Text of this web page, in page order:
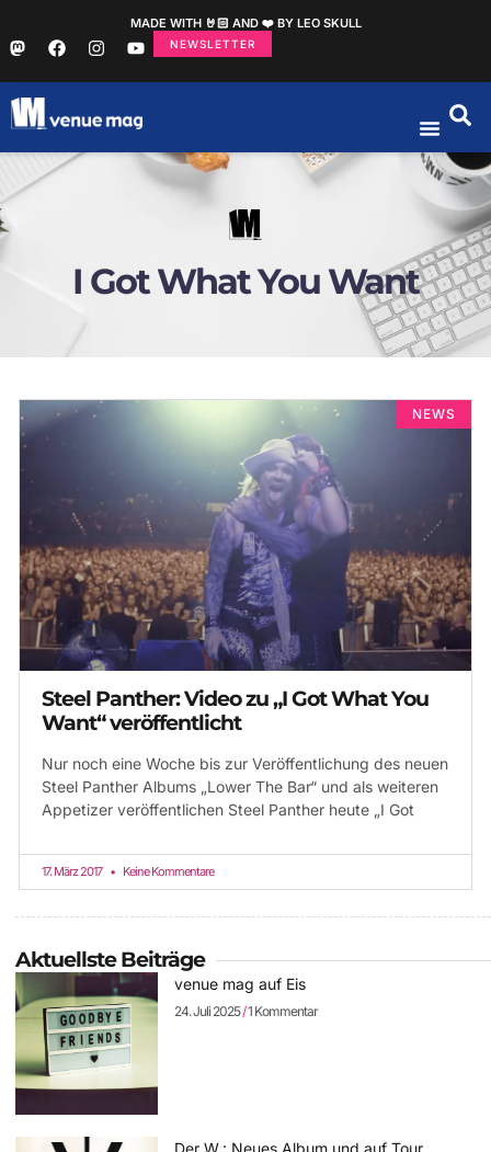
MADE WITH 🤘🏻 AND ❤️ BY LEO SKULL
NEWSLETTER
I Got What You Want
NEWS
Steel Panther: Video zu „I Got What You
Want“ veröffentlicht
Nur noch eine Woche bis zur Veröffentlichung des neuen
Steel Panther Albums „Lower The Bar“ und als weiteren
Appetizer veröffentlichen Steel Panther heute „I Got
17. März 2017 Keine Kommentare
Aktuellste Beiträge
venue mag auf Eis
24. Juli 2025 1 Kommentar